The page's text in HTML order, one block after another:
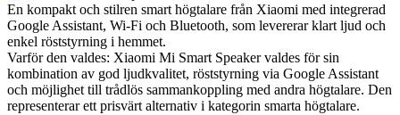
En kompakt och stilren smart högtalare från Xiaomi med integrerad
Google Assistant, Wi-Fi och Bluetooth, som levererar klart ljud och
enkel röststyrning i hemmet.
Varför den valdes: Xiaomi Mi Smart Speaker valdes för sin
kombination av god ljudkvalitet, röststyrning via Google Assistant
och möjlighet till trådlös sammankoppling med andra högtalare. Den
representerar ett prisvärt alternativ i kategorin smarta högtalare.